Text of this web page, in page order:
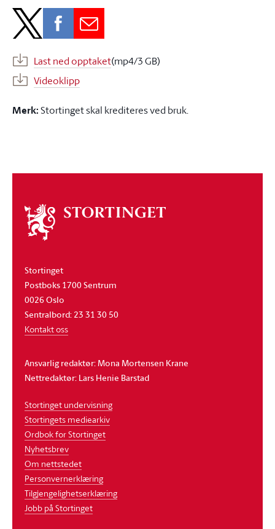
Last ned opptaket(mp4/3 GB)
Videoklipp
Merk:Stortinget skal krediteres ved bruk.
Om
stortinget
Stortinget
Postboks 1700 Sentrum
0026 Oslo
Sentralbord: 23 31 30 50
Kontakt oss
Ansvarlig redaktør: Mona Mortensen Krane
Nettredaktør: Lars Henie Barstad
Stortinget undervisning
Stortingets mediearkiv
Ordbok for Stortinget
Nyhetsbrev
Om nettstedet
Personvernerklæring
Tilgjengelighetserklæring
Jobb på Stortinget